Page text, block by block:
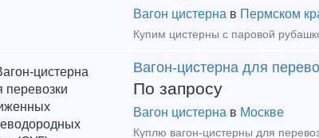
Вагон цистерна в Пермском
Купим цистерны с паровой
Вагон-цистерна для
По запросу
Вагон цистерна в Москве